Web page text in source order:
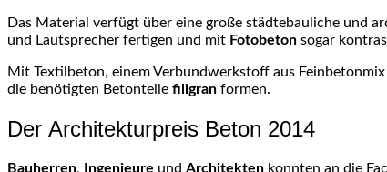
Das Material verfügt über eine große städtebauliche und
und Lautsprecher fertigen und mit Fotobeton sogar
Mit Textilbeton, einem Verbundwerkstoff aus
die benötigten Betonteile filigran formen.
Der Architekturpreis Beton 2014
Bauherren, Ingenieure und Architekten konnten an die